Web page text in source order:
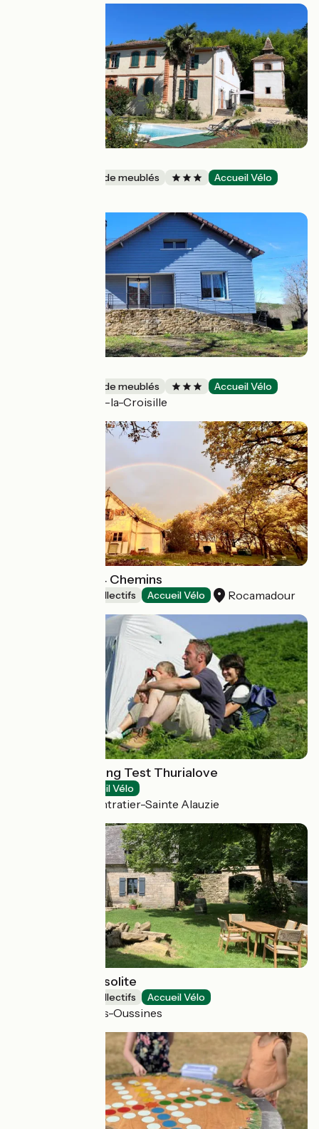
Gîtes et locations de meublés Accueil Vélo
Gîtes et locations de meublés Accueil Vélo
Saint-Pardoux-la-Croisille
La Maison des 4 Chemins
Hébergements collectifs Accueil Vélo Rocamadour
OTCVL - Camping Test Thurialove
Accueil Vélo
Castelnau Montratier-Sainte Alauzie
Gîte d'étape l'Insolite
Hébergements collectifs Accueil Vélo
Saint-Merd-les-Oussines